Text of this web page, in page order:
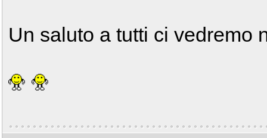
Un saluto a tutti ci vedremo